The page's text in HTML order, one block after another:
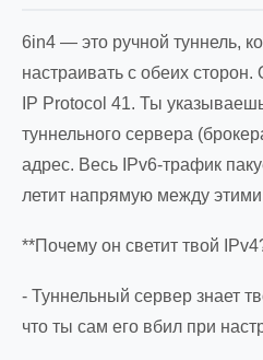
6in4 — это ручной туннель,
настраивать с обеих сторон.
IP Protocol 41. Ты
туннельного сервера
адрес. Весь IPv6-трафик
летит напрямую между
**Почему он светит твой
- Туннельный сервер знает
что ты сам его вбил при